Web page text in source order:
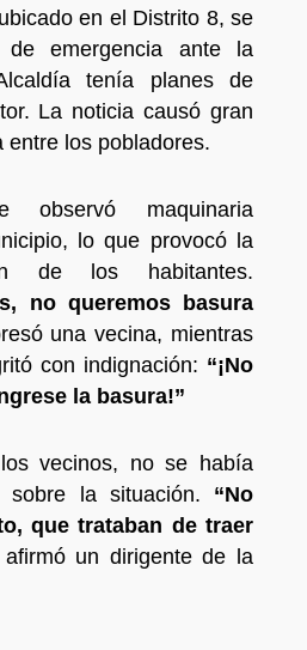
en el Distrito 8, se
de emergencia ante la
tenía planes de
La noticia causó gran
entre los pobladores.
maquinaria
lo que provocó la
de los habitantes.
no queremos basura
una vecina, mientras
con indignación: “¡No
la basura!”
vecinos, no se había
sobre la situación. “No
que trataban de traer
un dirigente de la